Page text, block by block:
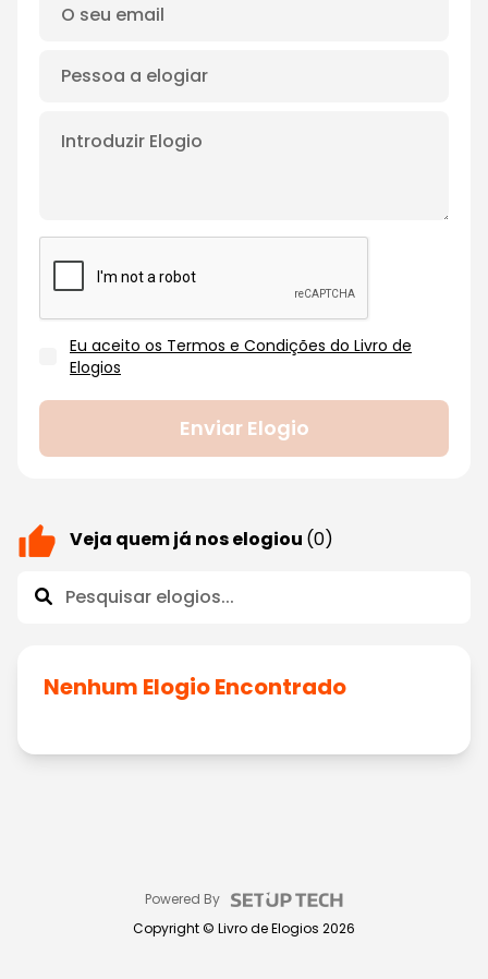
Veja quem já nos elogiou (0)
Nenhum Elogio Encontrado
Eu aceito os Termos e Condições do Livro de
Elogios
Enviar Elogio
Powered By
Copyright © Livro de Elogios 2026